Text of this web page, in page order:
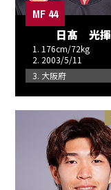
MF 44
日髙 光揮
1. 176cm/72kg
2. 2003/5/11
3. 大阪府